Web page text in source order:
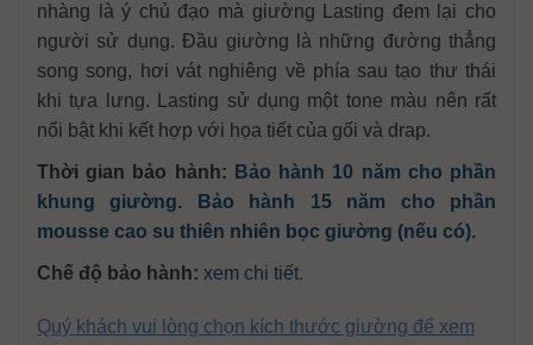
nhàng là ý chủ đạo mà giường Lasting đem lại cho
người sử dụng. Đầu giường là những đường thẳng
song song, hơi vát nghiêng về phía sau tạo thư thái
khi tựa lưng. Lasting sử dụng một tone màu nên rất
nổi bật khi kết hợp với họa tiết của gối và drap.
Thời gian bảo hành: Bảo hành 10 năm cho phần
khung giường. Bảo hành 15 năm cho phần
mousse cao su thiên nhiên bọc giường (nếu có).
Chế độ bảo hành: xem chi tiết.
Quý khách vui lòng chọn kích thước giường để xem